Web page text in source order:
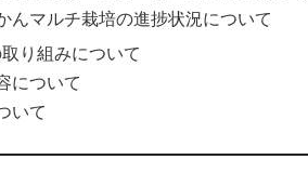
んマルチ栽培の進捗状況について
り組みについて
について
いて